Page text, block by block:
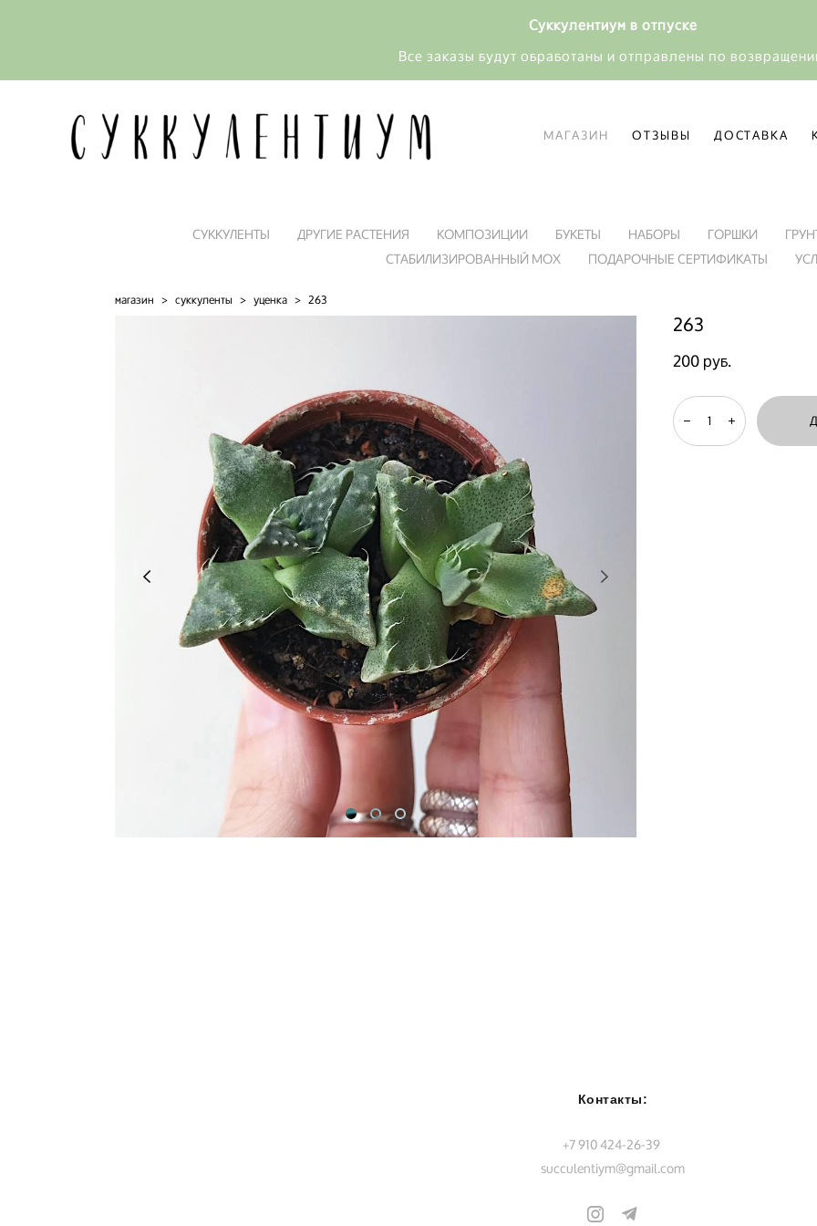
Суккулентиум в отпуске
Все заказы будут обработаны и отправлены по
МАГАЗИН ОТЗЫВЫ ДОСТАВКА
МАГАЗИН ОТЗЫВЫ ДОСТАВКА
СУККУЛЕНТЫ ДРУГИЕ РАСТЕНИЯ КОМПОЗИЦИИ БУКЕТЫ НАБОРЫ ГОРШКИ
СТАБИЛИЗИРОВАННЫЙ МОХ
ПОДАРОЧНЫЕ СЕРТИФИКАТЫ
магазин > суккуленты > уценка > 263
263
200 pуб.
Контакты:
+7 910 424-26-39
succulentiym@gmail.com